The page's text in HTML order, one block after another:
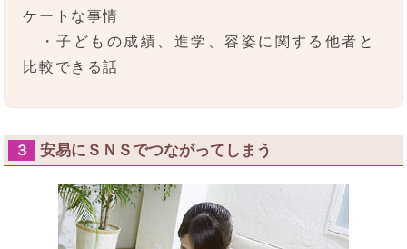
ケートな事情
・子どもの成績、進学、容姿に関する他者と
比較できる話
３ 安易にＳＮＳでつながってしまう